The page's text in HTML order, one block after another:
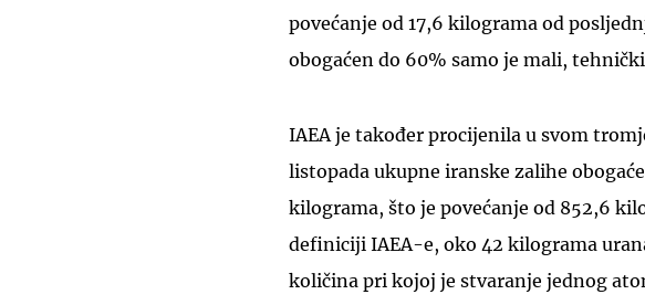
povećanje od 17,6 kilograma od
obogaćen do 60% samo je mali,
IAEA je također procijenila u svom
listopada ukupne iranske zalihe
kilograma, što je povećanje od 852,6
definiciji IAEA-e, oko 42 kilograma
količina pri kojoj je stvaranje jednog